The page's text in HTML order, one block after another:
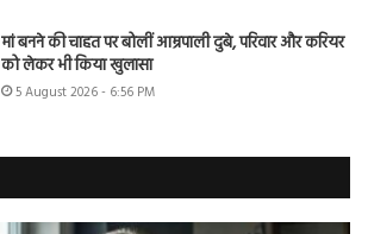
मां बनने की चाहत पर बोलीं आम्रपाली दुबे, परिवार और करियर
को लेकर भी किया खुलासा
5 August 2026 - 6:56 PM